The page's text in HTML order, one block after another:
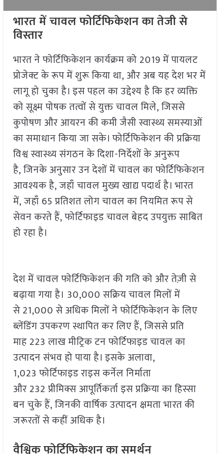
भारत में चावल फोर्टिफिकेशन का तेजी से
विस्तार
भारत ने फोर्टिफिकेशन कार्यक्रम को 2019 में पायलट
प्रोजेक्ट के रूप में शुरू किया था, और अब यह देश भर में
लागू हो चुका है। इस पहल का उद्देश्य है कि हर व्यक्ति
को सूक्ष्म पोषक तत्वों से युक्त चावल मिले, जिससे
कुपोषण और आयरन की कमी जैसी स्वास्थ्य समस्याओं
का समाधान किया जा सके। फोर्टिफिकेशन की प्रक्रिया
विश्व स्वास्थ्य संगठन के दिशा-निर्देशों के अनुरूप
है, जिनके अनुसार उन देशों में चावल का फोर्टिफिकेशन
आवश्यक है, जहाँ चावल मुख्य खाद्य पदार्थ है। भारत
में, जहाँ 65 प्रतिशत लोग चावल का नियमित रूप से
सेवन करते हैं, फोर्टिफाइड चावल बेहद उपयुक्त साबित
हो रहा है।
देश में चावल फोर्टिफिकेशन की गति को और तेज़ी से
बढ़ाया गया है। 30,000 सक्रिय चावल मिलों में
से 21,000 से अधिक मिलों ने फोर्टिफिकेशन के लिए
ब्लेंडिंग उपकरण स्थापित कर लिए हैं, जिससे प्रति
माह 223 लाख मीट्रिक टन फोर्टिफाइड चावल का
उत्पादन संभव हो पाया है। इसके अलावा,
1,023 फोर्टिफाइड राइस कर्नेल निर्माता
और 232 प्रीमिक्स आपूर्तिकर्ता इस प्रक्रिया का हिस्सा
बन चुके हैं, जिनकी वार्षिक उत्पादन क्षमता भारत की
जरूरतों से कहीं अधिक है।